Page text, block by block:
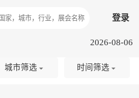
登录
2026-08-06
城市筛选 时间筛选